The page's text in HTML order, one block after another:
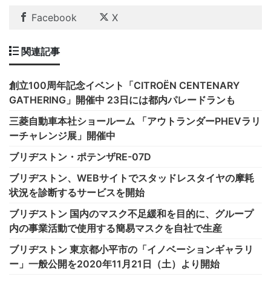
Facebook X
関連記事
創立100周年記念イベント「CITROËN CENTENARY
GATHERING」開催中 23日には都内パレードランも
三菱自動車本社ショールーム 「アウトランダーPHEVラリ
ーチャレンジ展」開催中
ブリヂストン・ポテンザRE-07D
ブリヂストン、WEBサイトでスタッドレスタイヤの摩耗
状況を診断するサービスを開始
ブリヂストン 国内のマスク不足緩和を目的に、グループ
内の事業活動で使用する簡易マスクを自社で生産
ブリヂストン 東京都小平市の「イノベーションギャラリ
ー」一般公開を2020年11月21日（土）より開始